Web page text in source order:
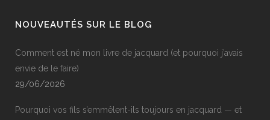
NOUVEAUTÉS SUR LE BLOG
Comment est né mon livre de jacquard (et pourquoi j’avais
envie de le faire)
29/06/2026
Pourquoi vos fils s’emmêlent-ils toujours en jacquard — et